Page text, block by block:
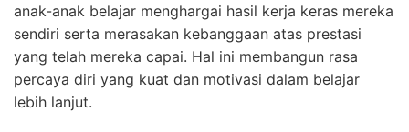
anak-anak belajar menghargai hasil kerja keras mereka
sendiri serta merasakan kebanggaan atas prestasi
yang telah mereka capai. Hal ini membangun rasa
percaya diri yang kuat dan motivasi dalam belajar
lebih lanjut.